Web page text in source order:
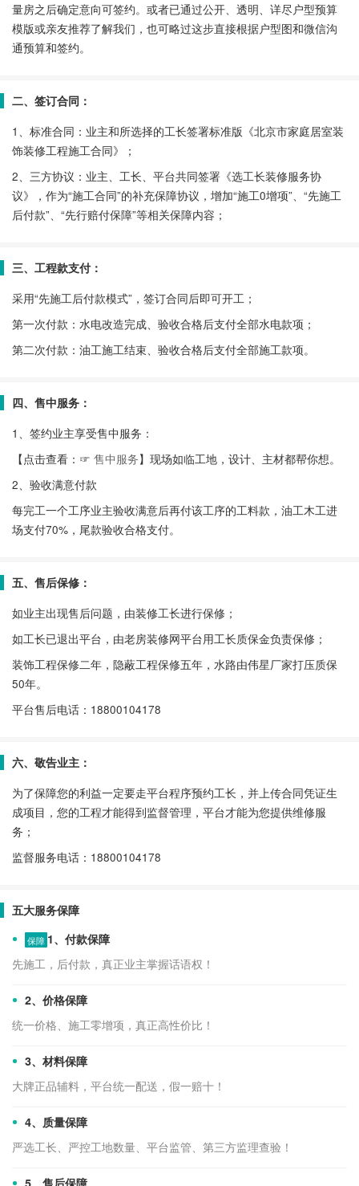
量房之后确定意向可签约。或者已通过公开、透明、详尽户型预算
模版或亲友推荐了解我们，也可略过这步直接根据户型图和微信沟
通预算和签约。
二、签订合同：
1、标准合同：业主和所选择的工长签署标准版《北京市家庭居室装
饰装修工程施工合同》；
2、三方协议：业主、工长、平台共同签署《选工长装修服务协
议》，作为“施工合同”的补充保障协议，增加“施工0增项”、“先施工
后付款”、“先行赔付保障”等相关保障内容；
三、工程款支付：
采用“先施工后付款模式”，签订合同后即可开工；
第一次付款：水电改造完成、验收合格后支付全部水电款项；
第二次付款：油工施工结束、验收合格后支付全部施工款项。
四、售中服务：
1、签约业主享受售中服务：
【点击查看：☞ 售中服务】现场如临工地，设计、主材都帮你想。
2、验收满意付款
每完工一个工序业主验收满意后再付该工序的工料款，油工木工进
场支付70%，尾款验收合格支付。
五、售后保修：
如业主出现售后问题，由装修工长进行保修；
如工长已退出平台，由老房装修网平台用工长质保金负责保修；
装饰工程保修二年，隐蔽工程保修五年，水路由伟星厂家打压质保
50年。
平台售后电话：18800104178
六、敬告业主：
为了保障您的利益一定要走平台程序预约工长，并上传合同凭证生
成项目，您的工程才能得到监督管理，平台才能为您提供维修服
务；
监督服务电话：18800104178
五大服务保障
保障 1、付款保障
先施工，后付款，真正业主掌握话语权！
​2、价格保障
统一价格、施工零增项，真正高性价比！
3、材料保障
大牌正品辅料，平台统一配送，假一赔十！
4、质量保障
严选工长、严控工地数量、平台监管、第三方监理查验！